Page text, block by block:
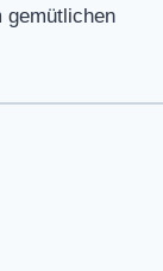
gemütlichen